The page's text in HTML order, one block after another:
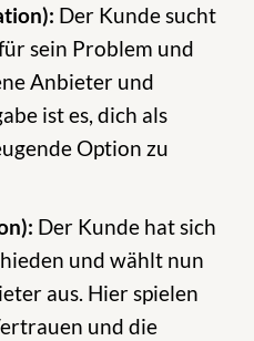
Der Kunde sucht
sein Problem und
Anbieter und
ist es, dich als
Option zu
Der Kunde hat sich
und wählt nun
aus. Hier spielen
und die